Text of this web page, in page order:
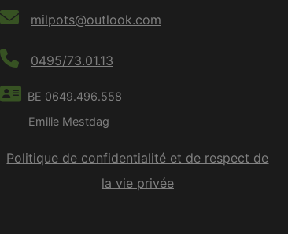
milpots@outlook.com
0495/73.01.13
BE 0649.496.558
Emilie Mestdag
Politique de confidentialité et de respect de
la vie privée